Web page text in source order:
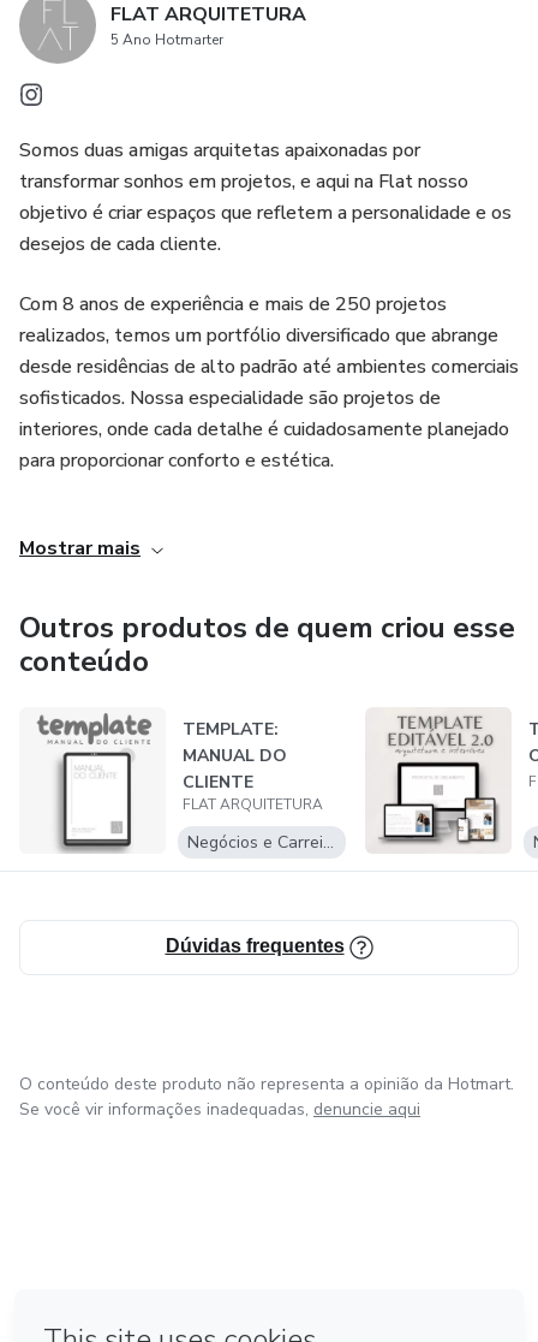
FLAT ARQUITETURA
5 Ano Hotmarter
Somos duas amigas arquitetas apaixonadas por
transformar sonhos em projetos, e aqui na Flat nosso
objetivo é criar espaços que refletem a personalidade e os
desejos de cada cliente.
Com 8 anos de experiência e mais de 250 projetos
realizados, temos um portfólio diversificado que abrange
desde residências de alto padrão até ambientes comerciais
sofisticados. Nossa especialidade são projetos de
interiores, onde cada detalhe é cuidadosamente planejado
para proporcionar conforto e estética.
compromisso em criar ambientes que encantam e inspiram.
contar uma história única, sempre alinhada com a
identidade de quem nos contrata.
Mostrar mais
Outros produtos de quem criou esse
conteúdo
TEMPLATE:
MANUAL DO
CLIENTE
FLAT ARQUITETURA
Negócios e Carreira
Dúvidas frequentes
O conteúdo deste produto não representa a opinião da Hotmart.
Se você vir informações inadequadas, denuncie aqui
em Bogotá